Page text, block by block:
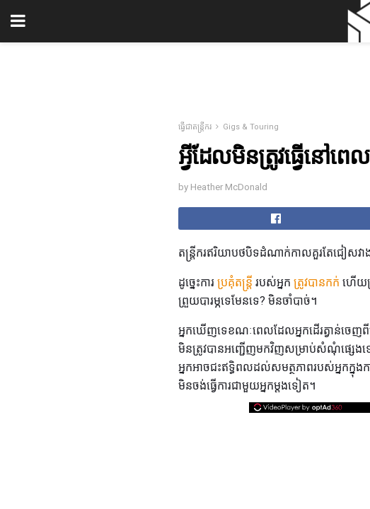
ធ្វើជាតន្ត្រីករ Gigs & Touring
អ្វីដែលមិនត្រូវធ្វើនៅព
by Heather McDonald
តន្ត្រីករឥរិយាបថបិទដំណាក់កាលគួរតែជៀសវា
ដូច្នេះការ ប្រគុំតន្រ្តី របស់អ្នក ត្រូវបានកក់ ហើយក្
ព្រួយបារម្ភទេមែនទេ? មិន​ចាំបាច់។
អ្នកឃើញទេខណៈពេលដែលអ្នកដើរត្វាន់ចេញ
មិនត្រូវបានអញ្ជើញមកវិញសម្រាប់សំណុំផ្សេងទ
អ្នកអាចជះឥទ្ធិពលដល់សមត្ថភាពរបស់អ្នកក្នុង
មិនចង់ធ្វើការជាមួយអ្នកម្តងទៀត។